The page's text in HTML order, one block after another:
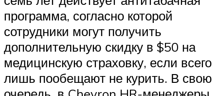
программа, согласно которой
сотрудники могут получить
дополнительную скидку в $50 на
медицинскую страховку, если всего
лишь пообещают не курить. В свою